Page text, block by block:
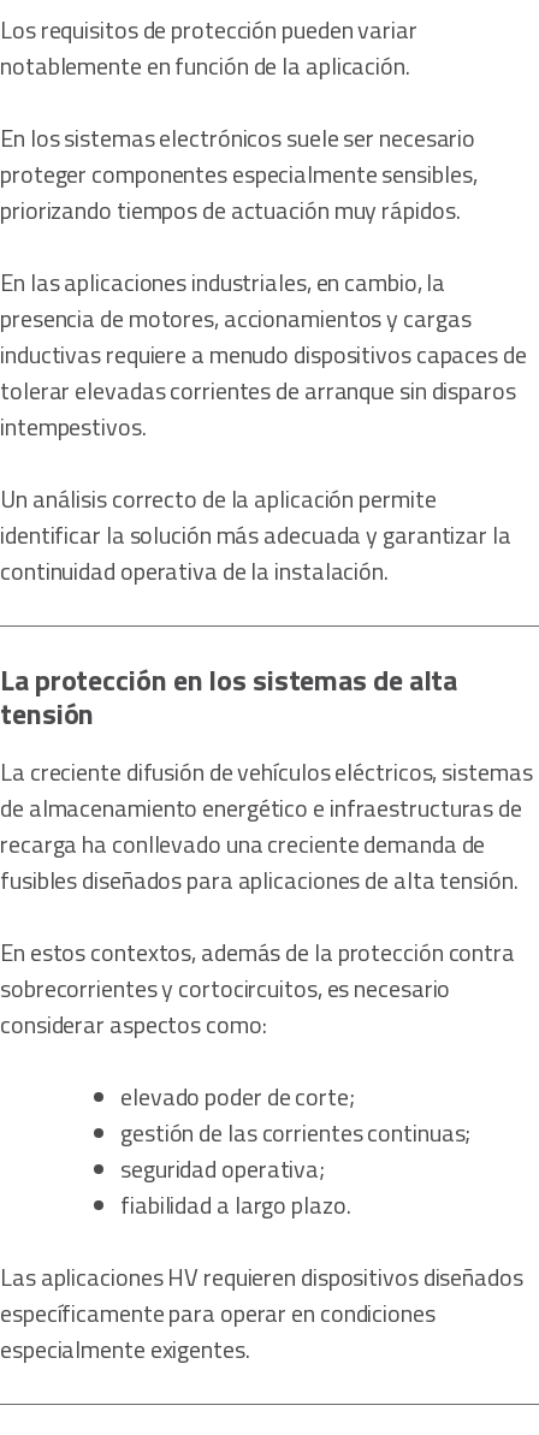
Los requisitos de protección pueden variar
notablemente en función de la aplicación.
En los sistemas electrónicos suele ser necesario
proteger componentes especialmente sensibles,
priorizando tiempos de actuación muy rápidos.
En las aplicaciones industriales, en cambio, la
presencia de motores, accionamientos y cargas
inductivas requiere a menudo dispositivos capaces de
tolerar elevadas corrientes de arranque sin disparos
intempestivos.
Un análisis correcto de la aplicación permite
identificar la solución más adecuada y garantizar la
continuidad operativa de la instalación.
La protección en los sistemas de alta
tensión
La creciente difusión de vehículos eléctricos, sistemas
de almacenamiento energético e infraestructuras de
recarga ha conllevado una creciente demanda de
fusibles diseñados para aplicaciones de alta tensión.
En estos contextos, además de la protección contra
sobrecorrientes y cortocircuitos, es necesario
considerar aspectos como:
elevado poder de corte;
gestión de las corrientes continuas;
seguridad operativa;
fiabilidad a largo plazo.
Las aplicaciones HV requieren dispositivos diseñados
específicamente para operar en condiciones
especialmente exigentes.